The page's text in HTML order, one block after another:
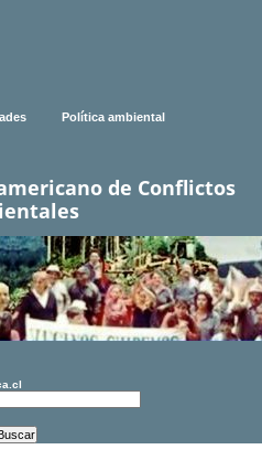
Política ambiental
de Conflictos